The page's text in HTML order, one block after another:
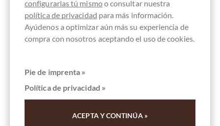
configurarlas tú mismoo consultar nuestra
política de privacidad para más información.
Ayúdenos a optimizar aún más su experiencia de
compra con nosotros aceptando el uso de cookies.
Pie de imprenta »
Política de privacidad »
ACEPTA Y CONTINÚA »